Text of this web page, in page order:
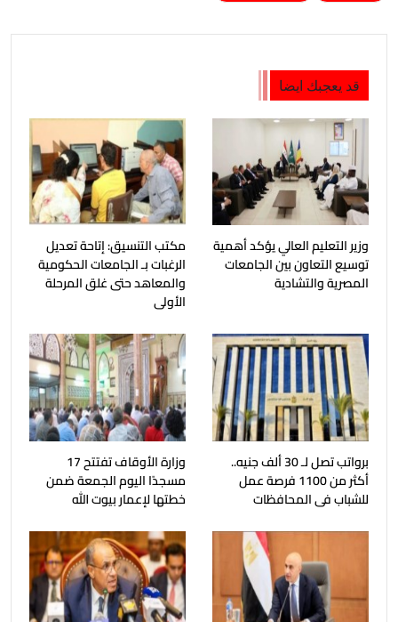
قد يعجبك ايضا
وزير التعليم العالي يؤكد أهمية
توسيع التعاون بين الجامعات
المصرية والتشادية
مكتب التنسيق: إتاحة تعديل
الرغبات بـ الجامعات الحكومية
والمعاهد حتى غلق المرحلة
الأولى
برواتب تصل لـ 30 ألف جنيه..
أكثر من 1100 فرصة عمل
للشباب فى المحافظات
وزارة الأوقاف تفتتح 17
مسجدًا اليوم الجمعة ضمن
خطتها لإعمار بيوت الله